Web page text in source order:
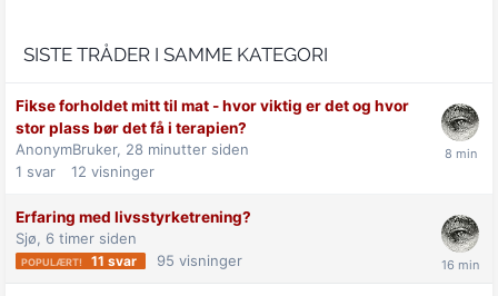
SISTE TRÅDER I SAMME KATEGORI
Fikse forholdet mitt til mat - hvor viktig er det og hvor
stor plass bør det få i terapien?
AnonymBruker, 28 minutter siden
1 svar 12 visninger
Erfaring med livsstyrketrening?
Sjø, 6 timer siden
11 svar 95 visninger